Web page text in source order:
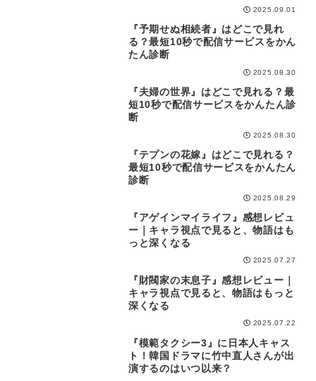
2025.09.01
『予期せぬ相続者』はどこで見れ
る？最短10秒で配信サービスをかん
たん診断
2025.08.30
『夫婦の世界』はどこで見れる？最
短10秒で配信サービスをかんたん診
断
2025.08.30
『テプンの花嫁』はどこで見れる？
最短10秒で配信サービスをかんたん
診断
2025.08.29
『アゲインマイライフ』感想レビュ
ー｜キャラ視点で見ると、物語はも
っと深くなる
2025.07.27
『財閥家の末息子』感想レビュー｜
キャラ視点で見ると、物語はもっと
深くなる
2025.07.22
『模範タクシー3』に日本人キャス
ト！韓国ドラマに竹中直人さんが出
演するのはいつ以来？